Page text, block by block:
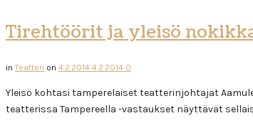
Tirehtöörit ja yleisö
inTeatteri on 4.2.2014 4.2.2014 0
Yleisö kohtasi tamperelaiset teatterinjohtajat
teatterissa Tampereella -vastaukset näyttävät